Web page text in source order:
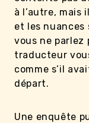
à l’autre, mais
et les nuances
vous ne parlez
traducteur
comme s’il
départ.
Une enquête